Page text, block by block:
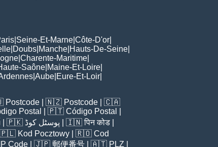
Seine-Et-Marne Côte-D'or
Doubs Manche Hauts-De-Seine
Charente-Maritime
Saône Maine-Et-Loire
Aube Eure-Et-Loir
Postcode | 🇳🇿 Postcode | 🇨🇦
Postal | 🇵🇹 Código Postal
| 🇵🇰 پوسٹل کوڈ | 🇮🇳पिन कोड
🇵🇱 Kod Pocztowy | 🇷🇴 Cod
Code | 🇯🇵 郵便番号 | 🇦🇹 PLZ